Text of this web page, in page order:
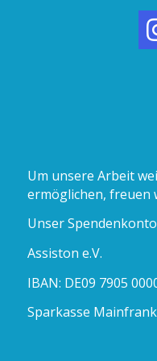
Um unsere Arbeit
ermöglichen, freuen
Unser
Assiston e.V.
IBAN: DE09 7905
Sparkasse